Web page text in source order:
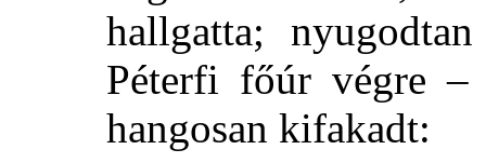
hallgatta;
Péterfi főúr végre
hangosan kifakadt: